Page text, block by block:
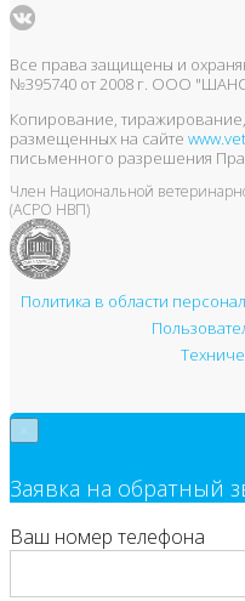
Все права защищены и
№395740 от 2008 г. ООО
Копирование,
размещенных на сайте
письменного разрешения
Член Национальной
(АСРО НВП)
Политика в области
Заявка на обратный
Ваш номер телефона